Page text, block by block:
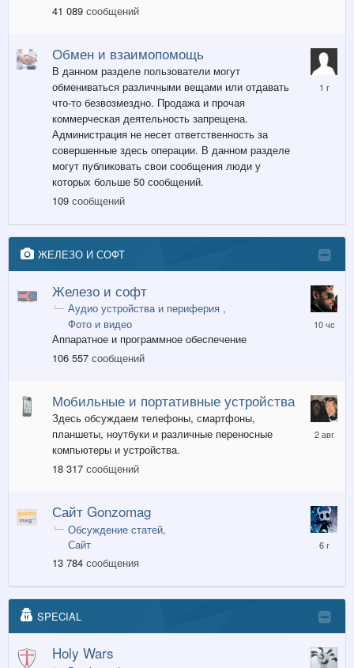
41 089 сообщений
Обмен и взаимопомощь
В данном разделе пользователи могут
обмениваться различными вещами или отдавать
что-то безвозмездно. Продажа и прочая
коммерческая деятельность запрещена.
Администрация не несет ответственность за
совершенные здесь операции. В данном разделе
могут публиковать свои сообщения люди у
которых больше 50 сообщений.
109 сообщений
ЖЕЛЕЗО И СОФТ
Железо и софт
Аудио устройства и периферия
Фото и видео
Аппаратное и программное обеспечение
106 557 сообщений
10
часов
Мобильные и портативные устройства
Здесь обсуждаем телефоны, смартфоны,
планшеты, ноутбуки и различные переносные
компьютеры и устройства.
18 317 сообщений
2
августа
Сайт Gonzomag
Обсуждение статей
Сайт
13 784 сообщения
20
декабря,
SPECIAL
Holy Wars